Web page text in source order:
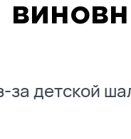
за детской